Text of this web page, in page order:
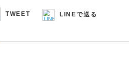
TWEET LINEで送る